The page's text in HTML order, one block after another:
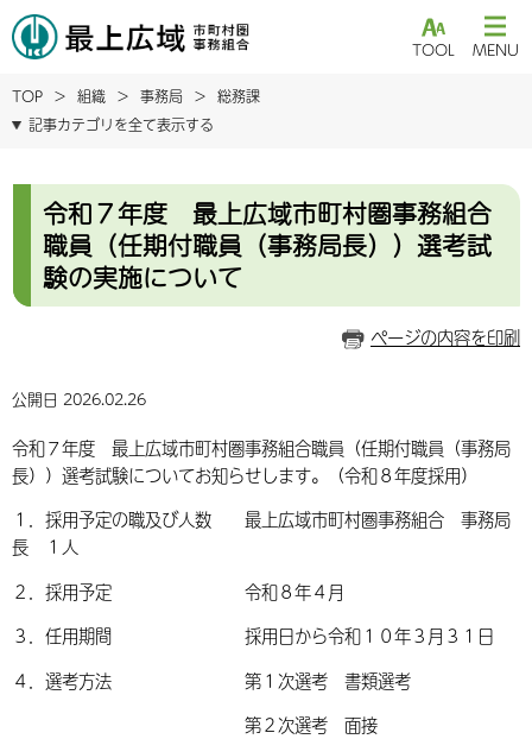
TOOL MENU
TOP 組織 事務局
総務課
記事カテゴリを全て表示する
令和７年度 最上広域市町村圏事務組合
職員（任期付職員（事務局長））選考試
験の実施について
ページの内容を印刷
公開日 2026.02.26
令和７年度 最上広域市町村圏事務組合職員（任期付職員（事務局
長））選考試験についてお知らせします。（令和８年度採用）
１．採用予定の職及び人数 最上広域市町村圏事務組合 事務局
長 １人
２．採用予定 令和８年４月
３．任用期間 採用日から令和１０年３月３１日
４．選考方法 第１次選考 書類選考
第２次選考 面接